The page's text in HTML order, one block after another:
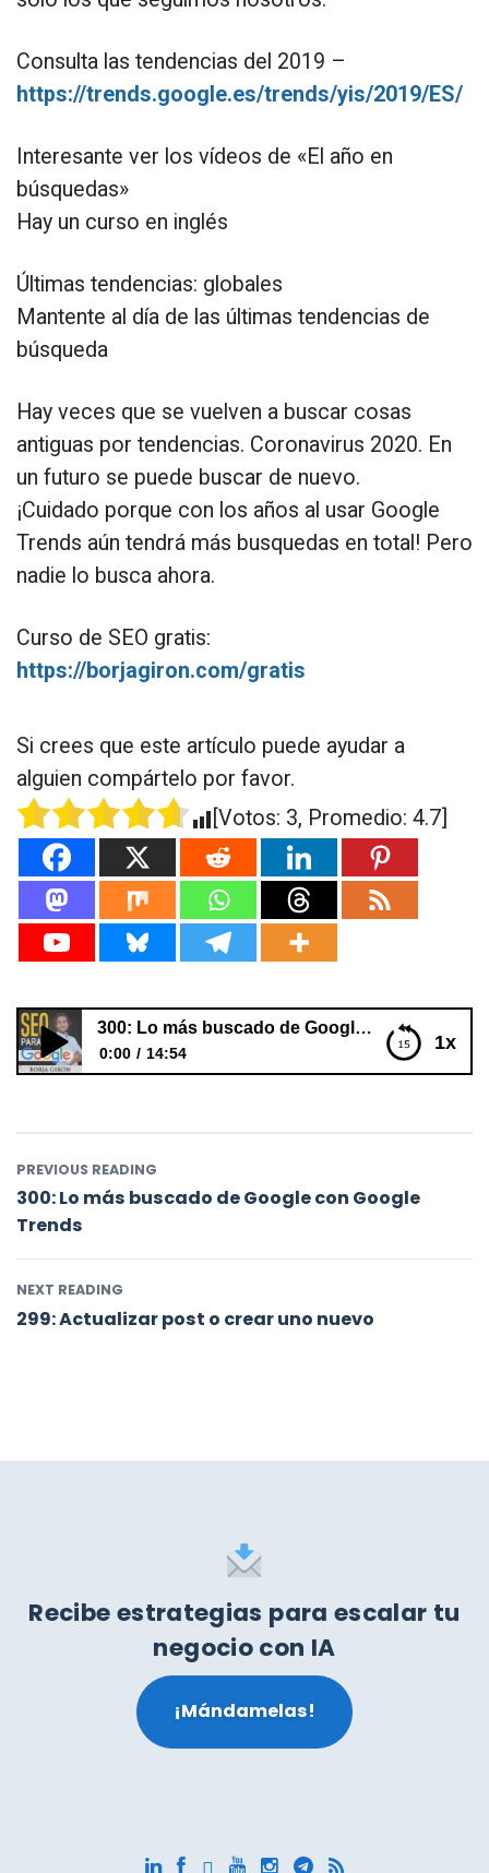
Consulta las tendencias del 2019 –
https://trends.google.es/trends/yis/2019/ES/
Interesante ver los vídeos de «El año en
búsquedas»
Hay un curso en inglés
Últimas tendencias: globales
Mantente al día de las últimas tendencias de
búsqueda
Hay veces que se vuelven a buscar cosas
antiguas por tendencias. Coronavirus 2020. En
un futuro se puede buscar de nuevo.
¡Cuidado porque con los años al usar Google
Trends aún tendrá más busquedas en total! Pero
nadie lo busca ahora.
Curso de SEO gratis:
https://borjagiron.com/gratis
Si crees que este artículo puede ayudar a
alguien compártelo por favor.
[Votos: 3, Promedio: 4.7
1x
300: Lo más buscado de Google con Google Trends
0:00 14:54
PREVIOUS READING
300: Lo más buscado de Google con Google
Trends
NEXT READING
299: Actualizar post o crear uno nuevo
Recibe estrategias para escalar tu
negocio con IA
¡Mándamelas!